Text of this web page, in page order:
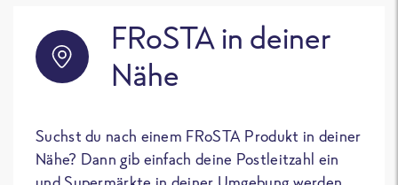
FRoSTA in deiner
Nähe
Suchst du nach einem FRoSTA Produkt in deiner
Nähe? Dann gib einfach deine Postleitzahl ein